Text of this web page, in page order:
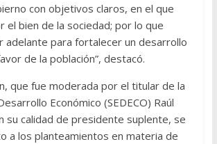
con objetivos claros, en el que
el bien de la sociedad; por lo que
adelante para fortalecer un desarrollo
de la población”, destacó.
que fue moderada por el titular de la
Económico (SEDECO) Raúl
su calidad de presidente suplente, se
a los planteamientos en materia de